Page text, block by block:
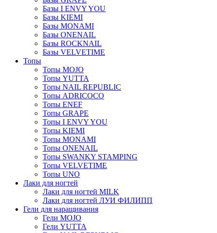
Базы I ENVY YOU
Базы KIEMI
Базы MONAMI
Базы ONENAIL
Базы ROCKNAIL
Базы VELVETIME
Топы
Топы MOJO
Топы YUTTA
Топы NAIL REPUBLIC
Топы ADRICOCO
Топы ENEF
Топы GRAPE
Топы I ENVY YOU
Топы KIEMI
Топы MONAMI
Топы ONENAIL
Топы SWANKY STAMPING
Топы VELVETIME
Топы UNO
Лаки для ногтей
Лаки для ногтей MILK
Лаки для ногтей ЛУИ ФИЛИПП
Гели для наращивания
Гели MOJO
Гели YUTTA